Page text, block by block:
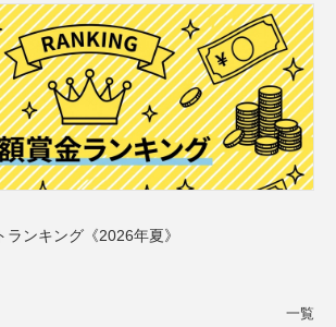
ンキング《2026年夏》
一覧